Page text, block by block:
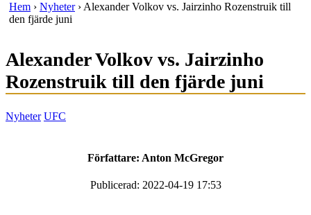
Hem › Nyheter› Alexander Volkov vs. Jairzinho Rozenstruik till
den fjärde juni
Alexander Volkov vs. Jairzinho
Rozenstruik till den fjärde juni
Nyheter UFC
Författare: Anton McGregor
Publicerad: 2022-04-19 17:53